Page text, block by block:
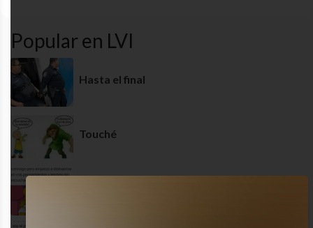
Popular en LVI
Hasta el final
Touché